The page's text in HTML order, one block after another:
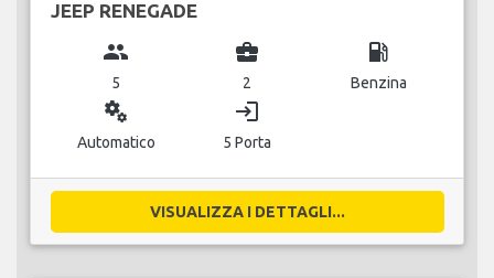
JEEP RENEGADE
group
5
business_center
2
local_gas_station
Benzina
miscellaneous_services
Automatico
login
5 Porta
VISUALIZZA I DETTAGLI...